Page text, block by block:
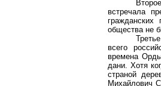
встречала
гражданских
общества не
всего
времена
дани. Хотя
страной
Михайлович